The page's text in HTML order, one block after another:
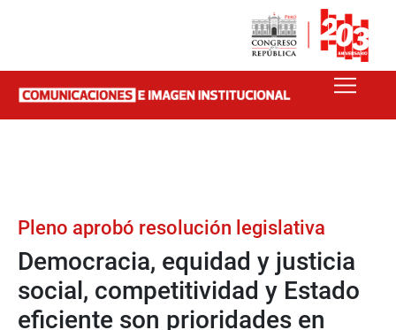
Pleno aprobó resolución legislativa
Democracia, equidad y justicia
social, competitividad y Estado
eficiente son prioridades en